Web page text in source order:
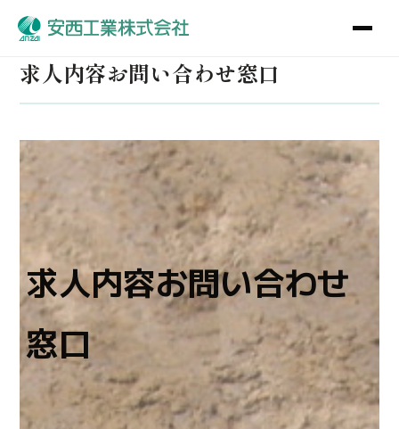
求人内容お問い合わせ窓口
求人内容お問い合わせ
窓口